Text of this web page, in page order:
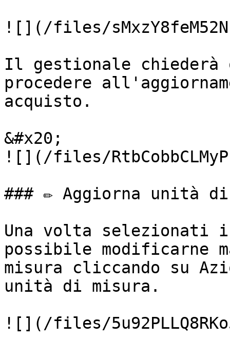
![](/files/
Il gestionale chiederà
procedere
acquisto.
&#x20;
![](/files/
### ✏️ Aggiorna unità
Una volta selezionati
possibile modificarne
misura cliccando su
unità di misura.
![](/files/